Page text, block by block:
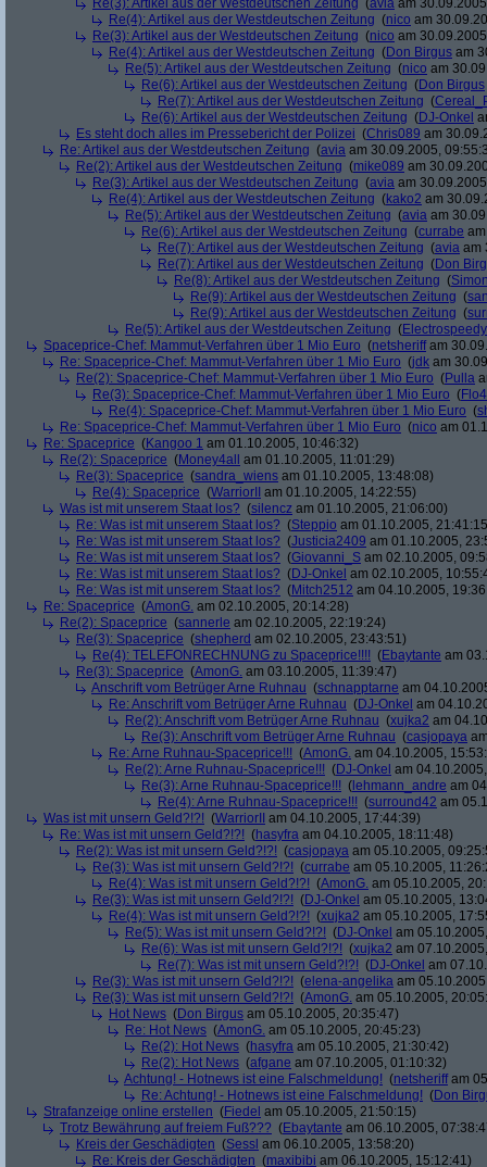
Re(3): Artikel aus der Westdeutschen Zeitung (avia am
Re(4): Artikel aus der Westdeutschen Zeitung (nico am
Re(3): Artikel aus der Westdeutschen Zeitung (nico am
Re(4): Artikel aus der Westdeutschen Zeitung (Don Birgus am
Re(5): Artikel aus der Westdeutschen Zeitung (nico am
Re(6): Artikel aus der Westdeutschen Zeitung (Don Birgus
Re(7): Artikel aus der Westdeutschen Zeitung (
Re(6): Artikel aus der Westdeutschen Zeitung (DJ-Onkel
Es steht doch alles im Pressebericht der Polizei (Chris089 am
Re: Artikel aus der Westdeutschen Zeitung (avia am 30.09.2005,
Re(2): Artikel aus der Westdeutschen Zeitung (mike089 am
Re(3): Artikel aus der Westdeutschen Zeitung (avia am
Re(4): Artikel aus der Westdeutschen Zeitung (kako2 am
Re(5): Artikel aus der Westdeutschen Zeitung (avia am
Re(6): Artikel aus der Westdeutschen Zeitung (currabe
Re(7): Artikel aus der Westdeutschen Zeitung (avia am
Re(7): Artikel aus der Westdeutschen Zeitung (Don
Re(8): Artikel aus der Westdeutschen Zeitung (
Re(9): Artikel aus der Westdeutschen Zeitung (
Re(9): Artikel aus der Westdeutschen Zeitung (
Re(5): Artikel aus der Westdeutschen Zeitung (Electrospeedy
Spaceprice-Chef: Mammut-Verfahren über 1 Mio Euro (netsheriffam
Re: Spaceprice-Chef: Mammut-Verfahren über 1 Mio Euro (jdk am
Re(2): Spaceprice-Chef: Mammut-Verfahren über 1 Mio Euro (Pulla
Re(3): Spaceprice-Chef: Mammut-Verfahren über 1 Mio Euro (
Re(4): Spaceprice-Chef: Mammut-Verfahren über 1 Mio Euro (
Re: Spaceprice-Chef: Mammut-Verfahren über 1 Mio Euro (nico am
Re: Spaceprice (Kangoo 1 am 01.10.2005, 10:46:32)
Re(2): Spaceprice (Money4all
am 01.10.2005, 11:01:29)
Re(3): Spaceprice (sandra_wiens am 01.10.2005, 13:48:08)
Re(4): Spaceprice (WarriorII
am 01.10.2005, 14:22:55)
Was ist mit unserem Staat los? (silencz am 01.10.2005, 21:06:00)
Re: Was ist mit unserem Staat los? (Steppio am 01.10.2005,
Re: Was ist mit unserem Staat los? (Justicia2409 am 01.10.2005,
Re: Was ist mit unserem Staat los? (Giovanni_S am 02.10.2005,
Re: Was ist mit unserem Staat los? (DJ-Onkel am 02.10.2005,
Re: Was ist mit unserem Staat los? (Mitch2512 am 04.10.2005,
Re: Spaceprice (AmonG. am 02.10.2005, 20:14:28)
Re(2): Spaceprice (sannerle am 02.10.2005, 22:19:24)
Re(3): Spaceprice (shepherd am 02.10.2005, 23:43:51)
Re(4): TELEFONRECHNUNG zu Spaceprice!!!! (Ebaytante am
Re(3): Spaceprice (AmonG. am 03.10.2005, 11:39:47)
Anschrift vom Betrüger Arne Ruhnau (schnapptarne am
Re: Anschrift vom Betrüger Arne Ruhnau (DJ-Onkel am
Re(2): Anschrift vom Betrüger Arne Ruhnau (xujka2 am
Re(3): Anschrift vom Betrüger Arne Ruhnau (casjopaya
Re: Arne Ruhnau-Spaceprice!!! (AmonG. am 04.10.2005,
Re(2): Arne Ruhnau-Spaceprice!!! (DJ-Onkel am
Re(3): Arne Ruhnau-Spaceprice!!! ( lehmann_andre am
Re(4): Arne Ruhnau-Spaceprice!!! (surround42 am
Was ist mit unsern Geld?!?! (WarriorII
am 04.10.2005, 17:44:39)
Re: Was ist mit unsern Geld?!?! (hasyfra am 04.10.2005, 18:11:48)
Re(2): Was ist mit unsern Geld?!?! (casjopaya am 05.10.2005,
Re(3): Was ist mit unsern Geld?!?! (currabe am 05.10.2005,
Re(4): Was ist mit unsern Geld?!?! (AmonG. am 05.10.2005,
Re(3): Was ist mit unsern Geld?!?! (DJ-Onkel am 05.10.2005,
Re(4): Was ist mit unsern Geld?!?! (xujka2 am 05.10.2005,
Re(5): Was ist mit unsern Geld?!?! (DJ-Onkel am
Re(6): Was ist mit unsern Geld?!?! (xujka2 am
Re(7): Was ist mit unsern Geld?!?! (DJ-Onkel am
Re(3): Was ist mit unsern Geld?!?! (elena-angelika am
Re(3): Was ist mit unsern Geld?!?! (AmonG. am 05.10.2005,
Hot News (Don Birgus am 05.10.2005, 20:35:47)
Re: Hot News (AmonG. am 05.10.2005, 20:45:23)
Re(2): Hot News (hasyfra am 05.10.2005, 21:30:42)
Re(2): Hot News (afgane am 07.10.2005, 01:10:32)
Achtung! - Hotnews ist eine Falschmeldung! (netsheriffam
Re: Achtung! - Hotnews ist eine Falschmeldung! (Don
Strafanzeige online erstellen (Fiedel am 05.10.2005, 21:50:15)
Trotz Bewährung auf freiem Fuß??? (Ebaytante am 06.10.2005,
Kreis der Geschädigten (Sessl am 06.10.2005, 13:58:20)
Re: Kreis der Geschädigten (maxibibi am 06.10.2005, 15:12:41)